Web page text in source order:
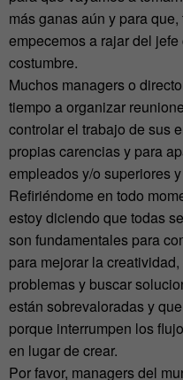
más ganas aún y para
empecemos a rajar del
costumbre.
Muchos managers o
tiempo a organizar
controlar el trabajo de sus
propias carencias y para
empleados y/o superiores
Refiriéndome en todo
estoy diciendo que todas
son fundamentales para
para mejorar la
problemas y buscar
están sobrevaloradas y
porque interrumpen los
en lugar de crear.
Por favor, managers del